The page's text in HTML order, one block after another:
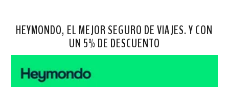
HEYMONDO, EL MEJOR SEGURO DE VIAJES. Y CON
UN 5% DE DESCUENTO